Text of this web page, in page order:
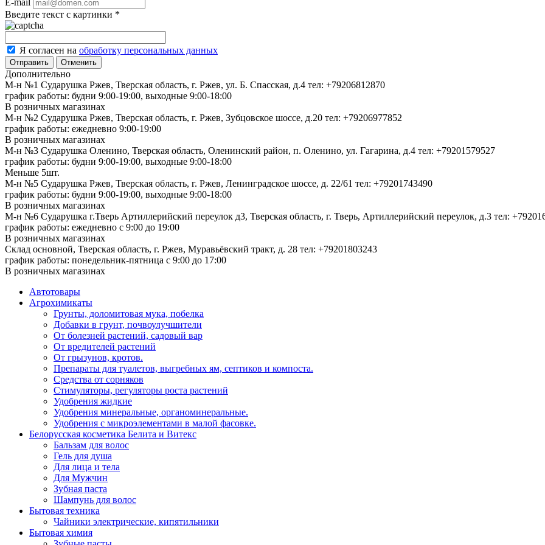
E-mail
Введите текст с картинки *
Я согласен на обработку персональных данных
Отменить
Дополнительно
М-н №1 Сударушка Ржев, Тверская область, г. Ржев, ул. Б. Спасская, д.4 тел: +79206812870
график работы: будни 9:00-19:00, выходные 9:00-18:00
В розничных магазинах
М-н №2 Cударушка Ржев, Тверская область, г. Ржев, Зубцовское шоссе, д.20 тел: +79206977852
график работы: ежедневно 9:00-19:00
В розничных магазинах
М-н №3 Сударушка Оленино, Тверская область, Оленинский район, п. Оленино, ул. Гагарина, д.4 тел: +79201579527
график работы: будни 9:00-19:00, выходные 9:00-18:00
Меньше 5шт.
М-н №5 Сударушка Ржев, Тверская область, г. Ржев, Ленинградское шоссе, д. 22/61 тел: +79201743490
график работы: будни 9:00-19:00, выходные 9:00-18:00
В розничных магазинах
М-н №6 Сударушка г.Тверь Артиллерийский переулок д3, Тверская область, г. Тверь, Артиллерийский переулок, д.3 тел:
график работы: ежедневно с 9:00 до 19:00
В розничных магазинах
Склад основной, Тверская область, г. Ржев, Муравьёвский тракт, д. 28 тел: +79201803243
график работы: понедельник-пятница с 9:00 до 17:00
В розничных магазинах
Автотовары
Агрохимикаты
Грунты, доломитовая мука, побелка
Добавки в грунт, почвоулучшители
От болезней растений, садовый вар
От вредителей растений
От грызунов, кротов.
Препараты для туалетов, выгребных ям, септиков и компоста.
Средства от сорняков
Стимуляторы, регуляторы роста растений
Удобрения жидкие
Удобрения минеральные, органоминеральные.
Удобрения с микроэлементами в малой фасовке.
Белорусская косметика Белита и Витекс
Бальзам для волос
Гель для душа
Для лица и тела
Для Мужчин
Зубная паста
Шампунь для волос
Бытовая техника
Чайники электрические, кипятильники
Бытовая химия